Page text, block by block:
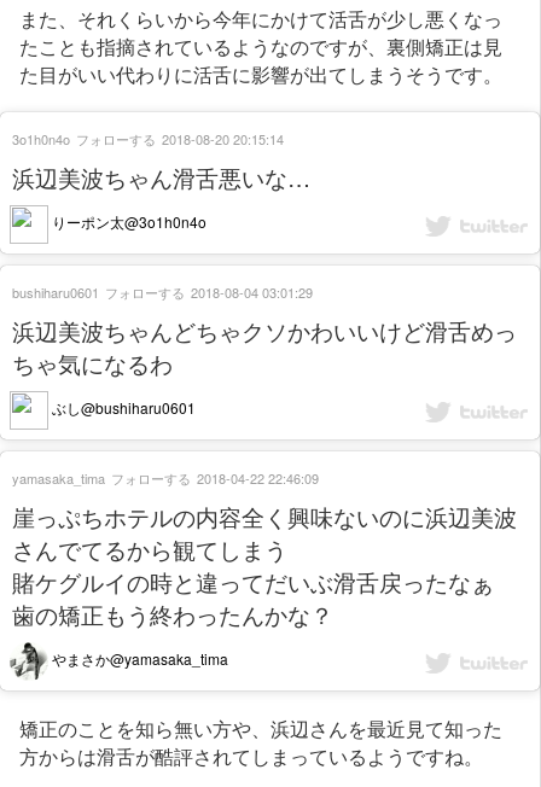
また、それくらいから今年にかけて活舌が少し悪くなっ
たことも指摘されているようなのですが、裏側矯正は見
た目がいい代わりに活舌に影響が出てしまうそうです。
浜辺美波ちゃん滑舌悪いな…
りーポン太@3o1h0n4o
3o1h0n4o フォローする 2018-08-20 20:15:14
浜辺美波ちゃんどちゃクソかわいいけど滑舌めっ
ちゃ気になるわ
ぶし@bushiharu0601
bushiharu0601 フォローする 2018-08-04 03:01:29
崖っぷちホテルの内容全く興味ないのに浜辺美波
さんでてるから観てしまう
賭ケグルイの時と違ってだいぶ滑舌戻ったなぁ
歯の矯正もう終わったんかな？
やまさか@yamasaka_tima
yamasaka_tima フォローする 2018-04-22 22:46:09
矯正のことを知ら無い方や、浜辺さんを最近見て知った
方からは滑舌が酷評されてしまっているようですね。